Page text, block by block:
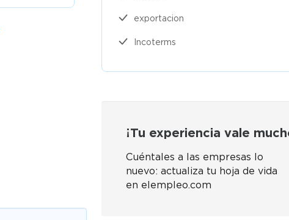
exportacion
Incoterms
¡Tu experiencia vale
Cuéntales a las empresas lo
nuevo: actualiza tu hoja de vida
en elempleo.com